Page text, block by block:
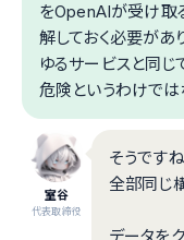
をOpenAIが受け取
解しておく必要があ
ゆるサービスと同
危険というわけでは
室谷
代表取締役
そうです
全部同じ